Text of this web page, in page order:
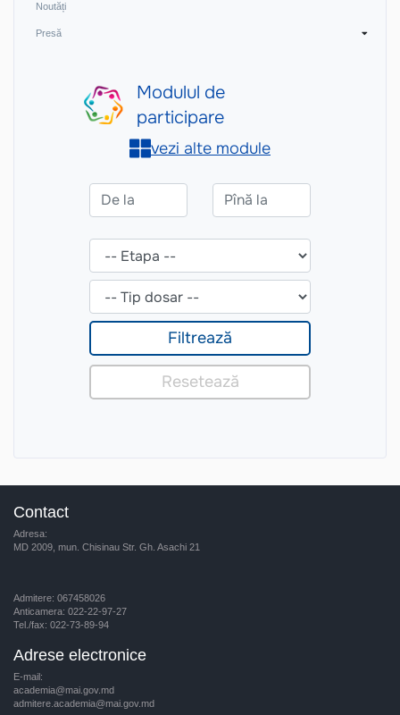
Noutăți
Presă
Contact
Adresa:
MD 2009, mun. Chisinau Str. Gh. Asachi 21
Admitere: 067458026
Anticamera: 022-22-97-27
Tel./fax: 022-73-89-94
Adrese electronice
E-mail:
academia@mai.gov.md
admitere.academia@mai.gov.md